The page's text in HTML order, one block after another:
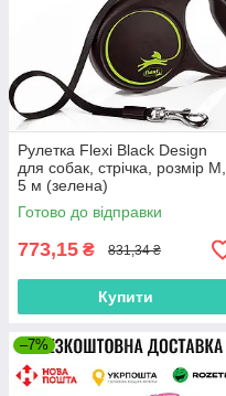
Рулетка Flexi Black Design
для собак, стрічка, розмір M,
5 м (зелена)
Готово до відправки
773,15 ₴ 831,34 ₴
Купити
–7%